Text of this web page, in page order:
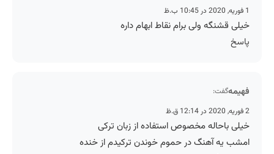
1 فوریه, 2020 در 10:45 ب.ظ
خیلی قشنگه ولی برام نقاط ابهام داره
پاسخ
فهیمهگفت:
2 فوریه, 2020 در 12:14 ق.ظ
خیلی باحاله مخصوص استفاده از زبان ترکی
امشب یه آهنگ در حموم خوندن ترکیدم از خنده